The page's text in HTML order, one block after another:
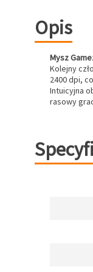
Opis
Mysz
Kolejny
2400 dpi,
Intuicyjna
rasowy